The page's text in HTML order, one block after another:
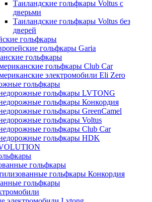
Таиландские гольфкары Voltus с
дверьми
Таиландские гольфкары Voltus без
дверей
гольфкары
гольфкары Garia
гольфкары
гольфкары Club Car
электромобили Eli Zero
гольфкары
гольфкары LVTONG
гольфкары Конкордия
гольфкары GreenCamel
гольфкары Voltus
гольфкары Club Car
гольфкары HDK
гольфкары
гольфкары Конкордия
гольфкары